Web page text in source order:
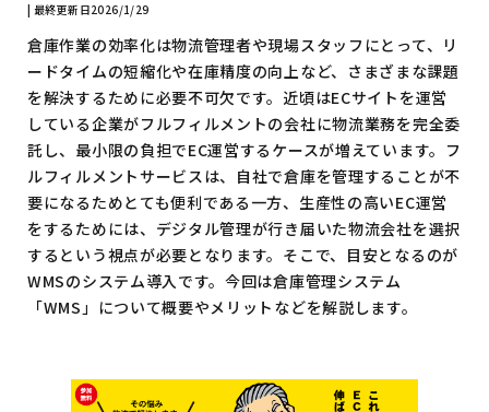
最終更新日2026/1/29
倉庫作業の効率化は物流管理者や現場スタッフにとって、リ
ードタイムの短縮化や在庫精度の向上など、さまざまな課題
を解決するために必要不可欠です。近頃はECサイトを運営
している企業がフルフィルメントの会社に物流業務を完全委
託し、最小限の負担でEC運営するケースが増えています。フ
ルフィルメントサービスは、自社で倉庫を管理することが不
要になるためとても便利である一方、生産性の高いEC運営
をするためには、デジタル管理が行き届いた物流会社を選択
するという視点が必要となります。そこで、目安となるのが
WMSのシステム導入です。今回は倉庫管理システム
「WMS」について概要やメリットなどを解説します。